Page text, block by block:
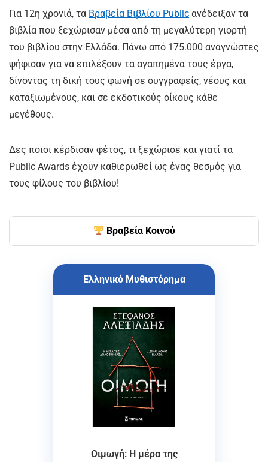
Για 12η χρονιά, τα Βραβεία Βιβλίου Public ανέδειξαν τα
βιβλία που ξεχώρισαν μέσα από τη μεγαλύτερη γιορτή
του βιβλίου στην Ελλάδα. Πάνω από 175.000 αναγνώστες
ψήφισαν για να επιλέξουν τα αγαπημένα τους έργα,
δίνοντας τη δική τους φωνή σε συγγραφείς, νέους και
καταξιωμένους, και σε εκδοτικούς οίκους κάθε
μεγέθους.
Δες ποιοι κέρδισαν φέτος, τι ξεχώρισε και γιατί τα
Public Awards έχουν καθιερωθεί ως ένας θεσμός για
τους φίλους του βιβλίου!
Βραβεία Κοινού
Ελληνικό Μυθιστόρημα
Οιμωγή: Η μέρα της